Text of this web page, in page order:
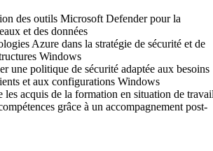
des outils Microsoft Defender pour la
et des données
Azure dans la stratégie de sécurité et de
Windows
une politique de sécurité adaptée aux besoins
et aux configurations Windows
les acquis de la formation en situation de
grâce à un accompagnement post-